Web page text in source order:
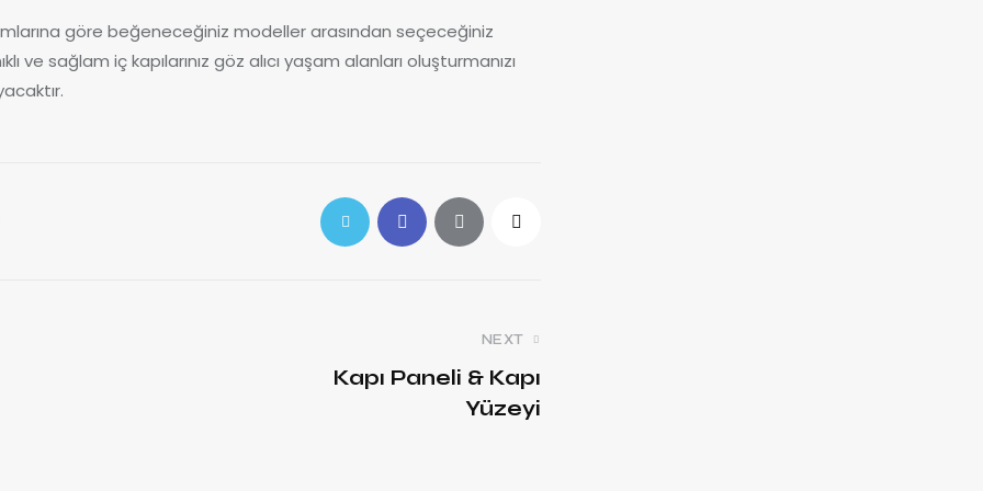
göre beğeneceğiniz modeller arasından seçeceğiniz
ve sağlam iç kapılarınız göz alıcı yaşam alanları oluşturmanızı
NEXT
Kapı Paneli & Kapı
Yüzeyi